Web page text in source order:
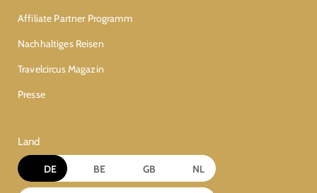
Affiliate Partner Programm
Nachhaltiges Reisen
Travelcircus Magazin
Presse
Land
DE BE GB NL